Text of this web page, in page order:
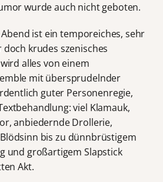
wurde auch nicht geboten.
ist ein temporeiches, sehr
krudes szenisches
alles von einem
mit übersprudelnder
guter Personenregie,
viel Klamauk,
anbiedernde Drollerie,
bis zu dünnbrüstigem
und großartigem Slapstick
Akt.